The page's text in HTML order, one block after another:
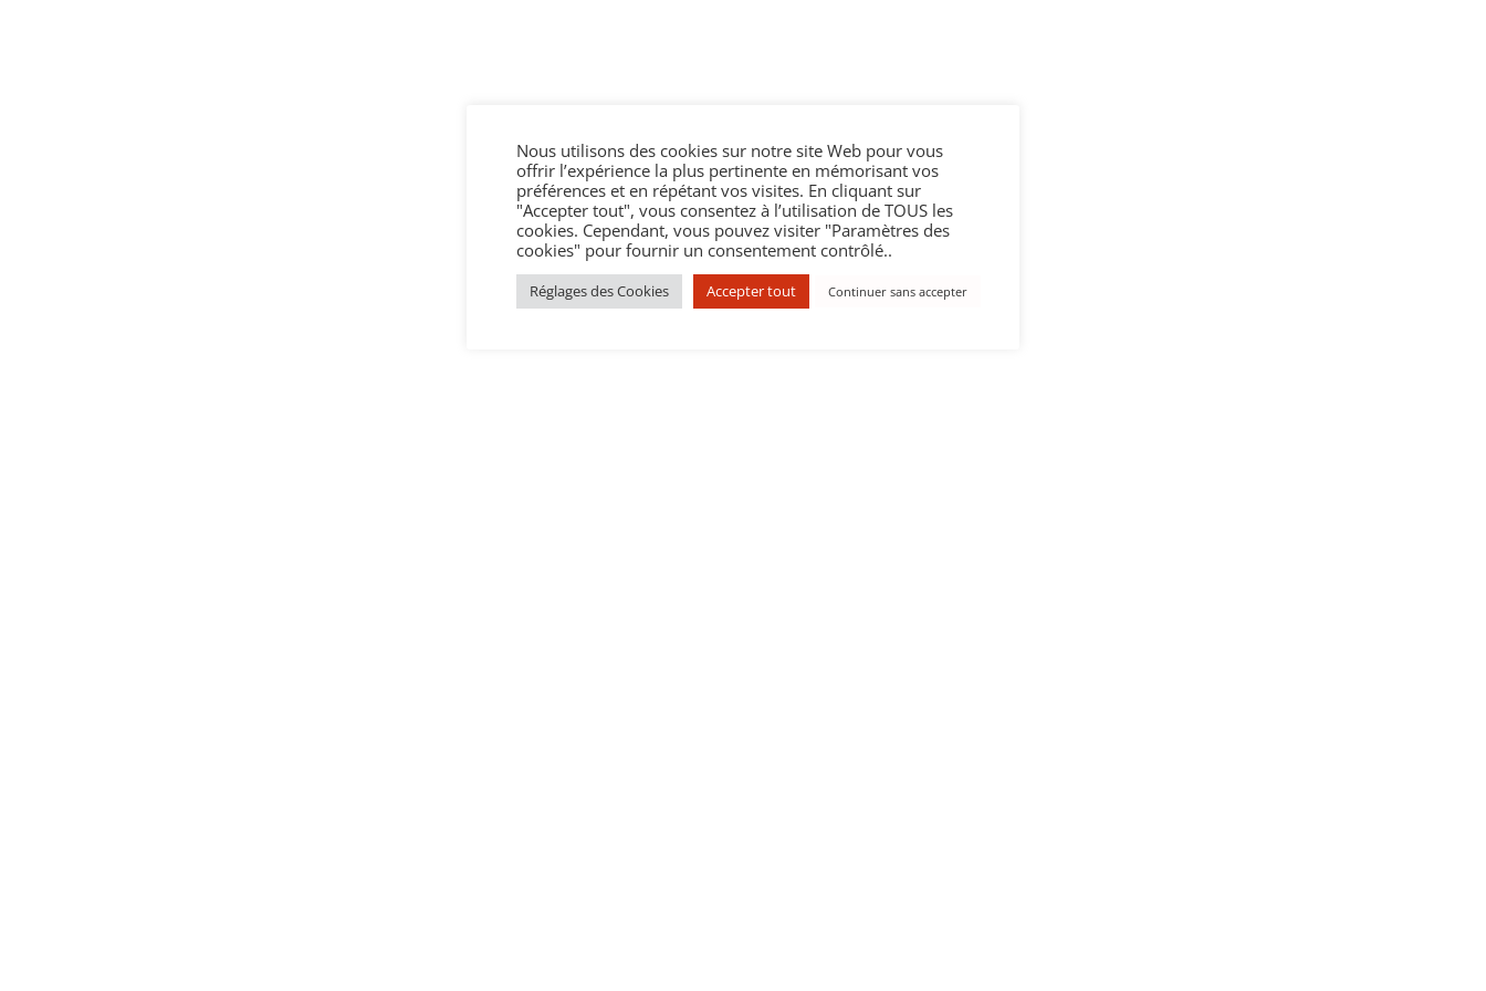
Nous utilisons des cookies sur notre site Web pour vous
offrir l’expérience la plus pertinente en mémorisant vos
préférences et en répétant vos visites. En cliquant sur
"Accepter tout", vous consentez à l’utilisation de TOUS les
cookies. Cependant, vous pouvez visiter "Paramètres des
cookies" pour fournir un consentement contrôlé..
Réglages des Cookies Accepter tout Continuer sans accepter